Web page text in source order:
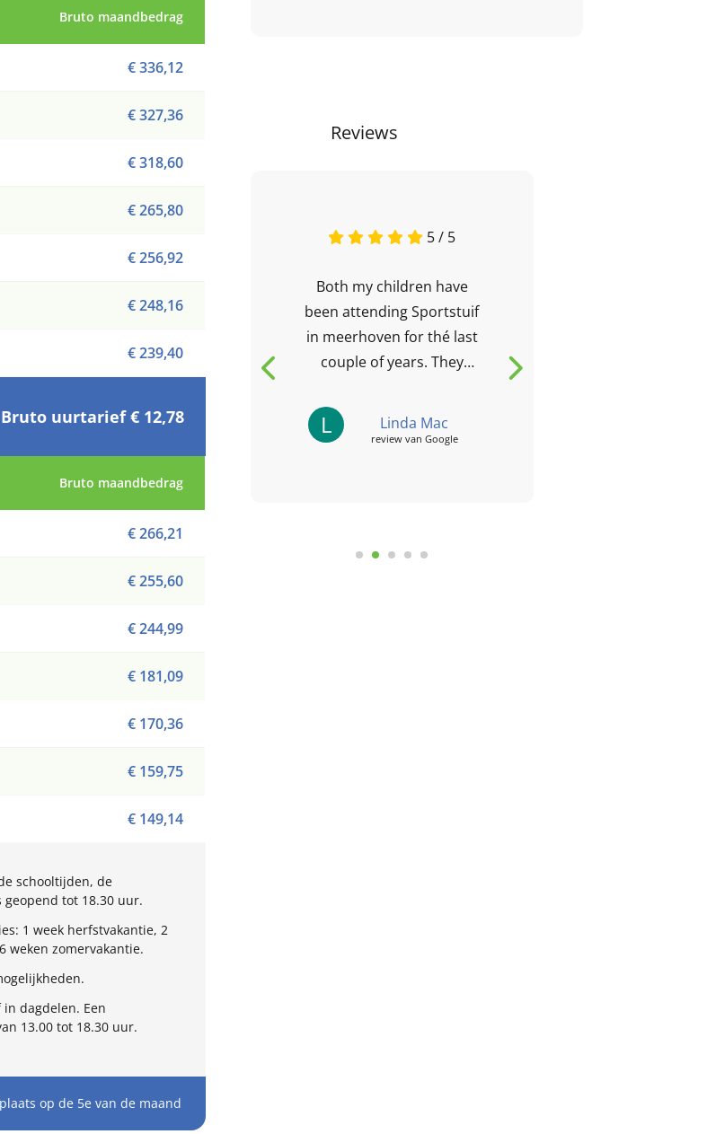
Bruto maandbedrag
€ 336,12
€ 327,36
€ 318,60
€ 265,80
€ 256,92
€ 248,16
€ 239,40
Bruto uurtarief € 12,78
Bruto maandbedrag
€ 266,21
€ 255,60
€ 244,99
€ 181,09
€ 170,36
€ 159,75
€ 149,14
schooltijden, de
tot 18.30 uur.
1 week herfstvakantie, 2
weken zomervakantie.
dagdelen. Een
13.00 tot 18.30 uur.
op de 5e van de maand
Reviews
Compared with its larger
very much the familiar
flexibility of the staff.
T Thomas Hille
5 / 5
Both my children have
been attending Sportstuif
in meerhoven for thé last
couple of years. They
especially the focus on
Sports...
L Linda Mac
review van Google